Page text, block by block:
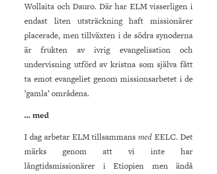
Wollaita och Dauro. Där har ELM visserligen i
endast liten utsträckning haft missionärer
placerade, men tillväxten i de södra synoderna
är frukten av ivrig evangelisation och
undervisning utförd av kristna som själva fått
ta emot evangeliet genom missionsarbetet i de
’gamla’ områdena.
… med
I dag arbetar ELM tillsammansmedEELC. Det
märks genom att vi inte har
långtidsmissionärer i Etiopien men ändå